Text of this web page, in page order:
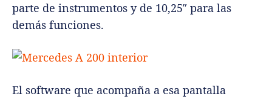
parte de instrumentos y de 10,25″ para las
demás funciones.
El software que acompaña a esa pantalla